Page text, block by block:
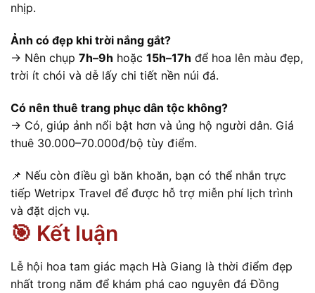
nhịp.
Ảnh có đẹp khi trời nắng gắt?
→ Nên chụp 7h–9h hoặc 15h–17h để hoa lên màu đẹp,
trời ít chói và dễ lấy chi tiết nền núi đá.
Có nên thuê trang phục dân tộc không?
→ Có, giúp ảnh nổi bật hơn và ủng hộ người dân. Giá
thuê 30.000–70.000đ/bộ tùy điểm.
📌 Nếu còn điều gì băn khoăn, bạn có thể nhắn trực
tiếp Wetripx Travel để được hỗ trợ miễn phí lịch trình
và đặt dịch vụ.
🎯 Kết luận
Lễ hội hoa tam giác mạch Hà Giang là thời điểm đẹp
nhất trong năm để khám phá cao nguyên đá Đồng